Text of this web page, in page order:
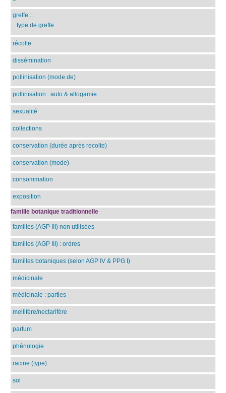
greffe ::
type de greffe
récolte
dissémination
pollinisation (mode de)
pollinisation : auto & allogamie
sexualité
collections
conservation (durée après recolte)
conservation (mode)
consommation
exposition
famille botanique traditionnelle
familles (AGP III) non utilisées
familles (AGP III) : ordres
familles botaniques (selon AGP IV & PPG I)
médicinale
médicinale : parties
mellifère/nectarifère
parfum
phénologie
racine (type)
sol